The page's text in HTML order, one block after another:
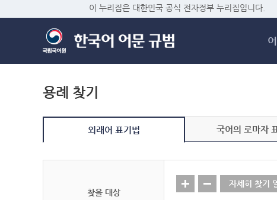
이 누리집은 대한민국 공식 전자정부 누리집입니다.
용례 찾기
외래어 표기법 국어의 로마자
찾을 대상
자세히 찾기